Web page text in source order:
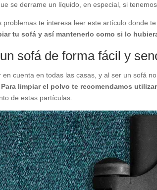
se derrame un líquido, en especial, si
problemas te interesa leer este artículo donde
tu sofá y así mantenerlo como si lo
sofá de forma fácil y
en cuenta en todas las casas, y al ser un sofá
Para limpiar el polvo te recomendamos
de estas partículas.